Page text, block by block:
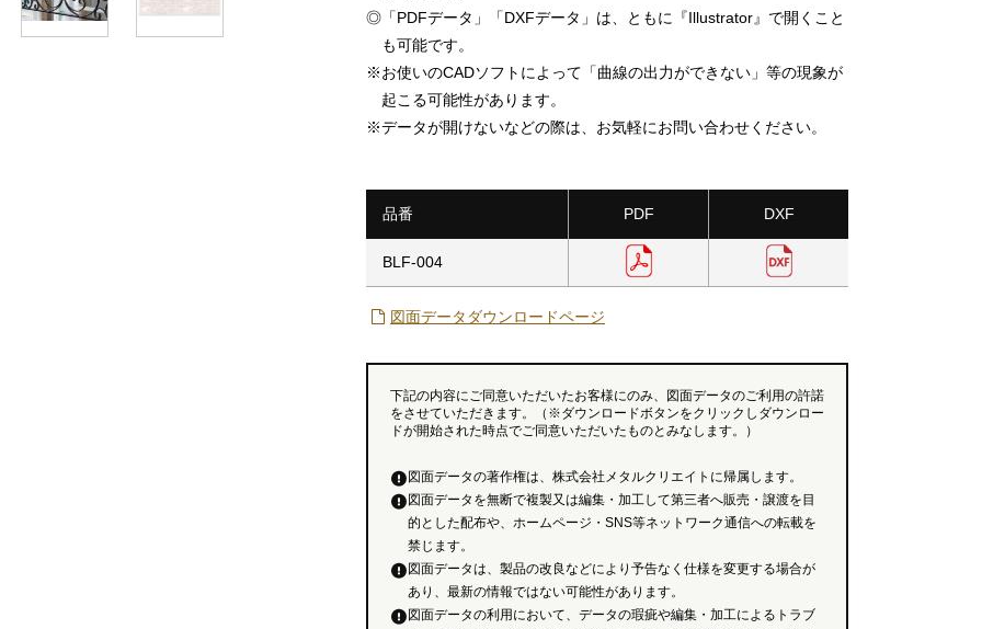
◎ 「PDFデータ」「DXFデータ」は、ともに『Illustrator』で開くこと
も可能です。
※お使いのCADソフトによって「曲線の出力ができない」等の現象が
起こる可能性があります。
※データが開けないなどの際は、お気軽にお問い合わせください。
品番 PDF DXF
BLF-004
図面データダウンロードページ
下記の内容にご同意いただいたお客様にのみ、図面データのご利用の許諾
をさせていただきます。（※ダウンロードボタンをクリックしダウンロー
ドが開始された時点でご同意いただいたものとみなします。）
図面データの著作権は、株式会社メタルクリエイトに帰属します。
図面データを無断で複製又は編集・加工して第三者へ販売・譲渡を目
的とした配布や、ホームページ・SNS等ネットワーク通信への転載を
禁じます。
図面データは、製品の改良などにより予告なく仕様を変更する場合が
あり、最新の情報ではない可能性があります。
図面データの利用において、データの瑕疵や編集・加工によるトラブ